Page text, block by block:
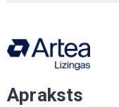
Apraksts